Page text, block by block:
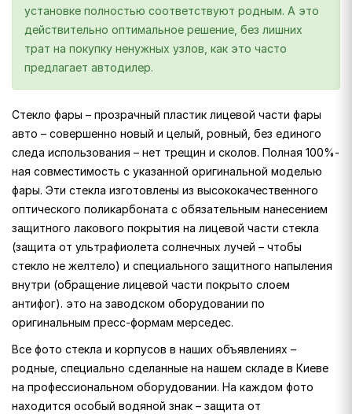
установке полностью соответствуют родным. А это
действительно оптимальное решение, без лишних
трат на покупку ненужных узлов, как это часто
предлагает автодилер.
Стекло фары – прозрачный пластик лицевой части фары
авто – совершенно новый и целый, ровный, без единого
следа использования – нет трещин и сколов. Полная 100%-
ная совместимость с указанной оригинальной моделью
фары. Эти стекла изготовлены из высококачественного
оптического поликарбоната с обязательным нанесением
защитного лакового покрытия на лицевой части стекла
(защита от ультрафиолета солнечных лучей – чтобы
стекло не желтело) и специального защитного напыления
внутри (обращение лицевой части покрыто слоем
антифог). это на заводском оборудовании по
оригинальным пресс-формам мерседес.
Все фото стекла и корпусов в наших объявлениях –
родные, специально сделанные на нашем складе в Киеве
на профессиональном оборудовании. На каждом фото
находится особый водяной знак – защита от